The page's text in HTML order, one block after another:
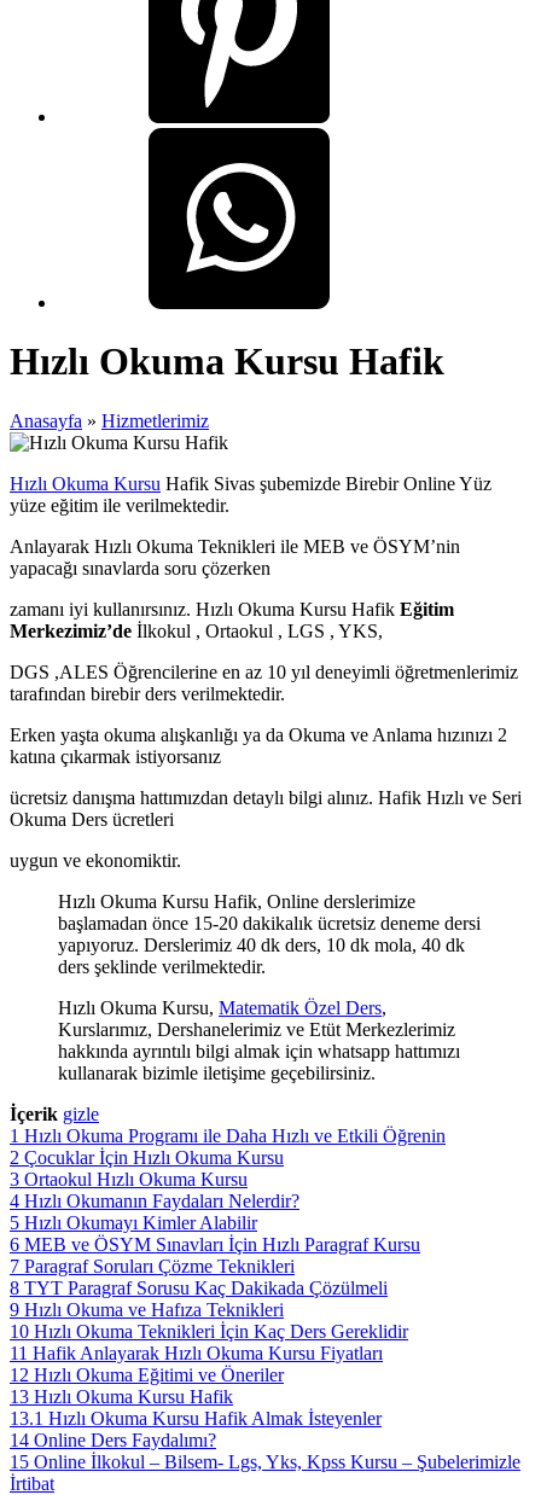
Hızlı Okuma Kursu Hafik
Anasayfa » Hizmetlerimiz
Hızlı Okuma Kursu Hafik Sivas şubemizde Birebir Online Yüz
yüze eğitim ile verilmektedir.
Anlayarak Hızlı Okuma Teknikleri ile MEB ve ÖSYM’nin
yapacağı sınavlarda soru çözerken
zamanı iyi kullanırsınız. Hızlı Okuma Kursu Hafik Eğitim
Merkezimiz’de İlkokul , Ortaokul , LGS , YKS,
DGS ,ALES Öğrencilerine en az 10 yıl deneyimli öğretmenlerimiz
tarafından birebir ders verilmektedir.
Erken yaşta okuma alışkanlığı ya da Okuma ve Anlama hızınızı 2
katına çıkarmak istiyorsanız
ücretsiz danışma hattımızdan detaylı bilgi alınız. Hafik Hızlı ve Seri
Okuma Ders ücretleri
uygun ve ekonomiktir.
Hızlı Okuma Kursu Hafik, Online derslerimize
başlamadan önce 15-20 dakikalık ücretsiz deneme dersi
yapıyoruz. Derslerimiz 40 dk ders, 10 dk mola, 40 dk
ders şeklinde verilmektedir.
Hızlı Okuma Kursu, Matematik Özel Ders,
Kurslarımız, Dershanelerimiz ve Etüt Merkezlerimiz
hakkında ayrıntılı bilgi almak için whatsapp hattımızı
kullanarak bizimle iletişime geçebilirsiniz.
İçerik gizle
1 Hızlı Okuma Programı ile Daha Hızlı ve Etkili Öğrenin
2 Çocuklar İçin Hızlı Okuma Kursu
3 Ortaokul Hızlı Okuma Kursu
4 Hızlı Okumanın Faydaları Nelerdir?
5 Hızlı Okumayı Kimler Alabilir
6 MEB ve ÖSYM Sınavları İçin Hızlı Paragraf Kursu
7 Paragraf Soruları Çözme Teknikleri
8 TYT Paragraf Sorusu Kaç Dakikada Çözülmeli
9 Hızlı Okuma ve Hafıza Teknikleri
10 Hızlı Okuma Teknikleri İçin Kaç Ders Gereklidir
11 Hafik Anlayarak Hızlı Okuma Kursu Fiyatları
12 Hızlı Okuma Eğitimi ve Öneriler
13 Hızlı Okuma Kursu Hafik
13.1 Hızlı Okuma Kursu Hafik Almak İsteyenler
14 Online Ders Faydalımı?
15 Online İlkokul – Bilsem- Lgs, Yks, Kpss Kursu – Şubelerimizle
İrtibat